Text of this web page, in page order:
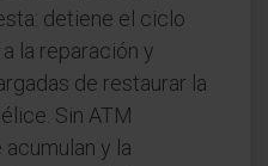
detiene el ciclo
la reparación y
de restaurar la
Sin ATM
y la